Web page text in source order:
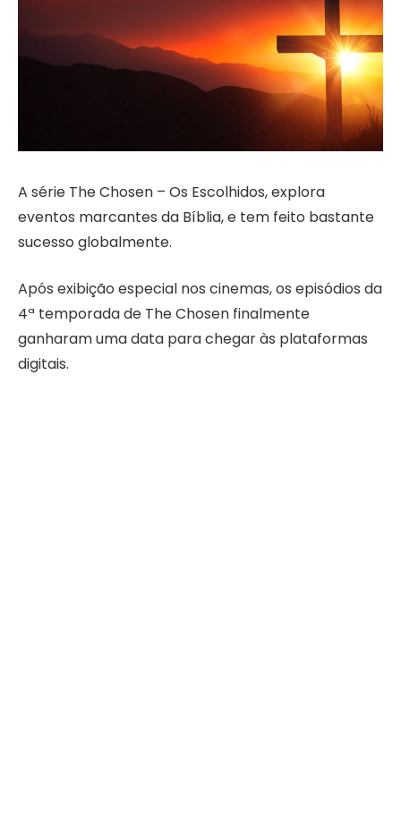
A série The Chosen – Os Escolhidos, explora
eventos marcantes da Bíblia, e tem feito bastante
sucesso globalmente.
Após exibição especial nos cinemas, os episódios da
4ª temporada de The Chosen finalmente
ganharam uma data para chegar às plataformas
digitais.